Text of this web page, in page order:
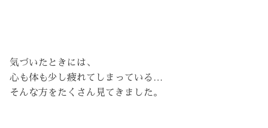
気づいたときには、
心も体も少し疲れてしまっている…
そんな方をたくさん見てきました。